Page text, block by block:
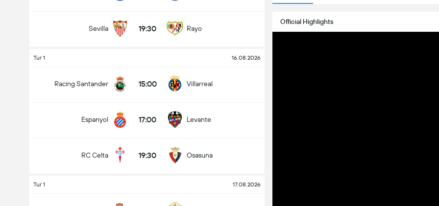
Sevilla 19:30 Rayo
Tur 1 16.08.2026
Racing Santander 15:00 Villarreal
Espanyol 17:00 Levante
RC Celta 19:30 Osasuna
Tur 1 17.08.2026
Official Highlights